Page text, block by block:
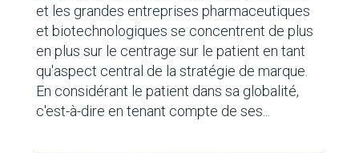
et les grandes entreprises pharmaceutiques
et biotechnologiques se concentrent de plus
en plus sur le centrage sur le patient en tant
qu'aspect central de la stratégie de marque.
En considérant le patient dans sa globalité,
c'est-à-dire en tenant compte de ses...